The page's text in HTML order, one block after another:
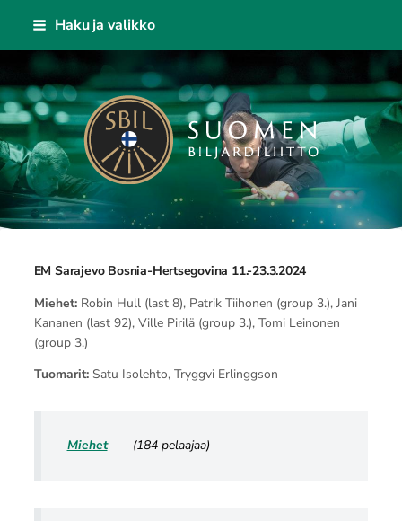
Siirry
sisältöön
Haku ja valikko
Suomen Biljardiliitto ry
EM Sarajevo Bosnia-Hertsegovina 11.-23.3.2024
Miehet: Robin Hull (last 8), Patrik Tiihonen (group 3.), Jani
Kananen (last 92), Ville Pirilä (group 3.), Tomi Leinonen
(group 3.)
Tuomarit: Satu Isolehto, Tryggvi Erlinggson
Miehet (184 pelaajaa)